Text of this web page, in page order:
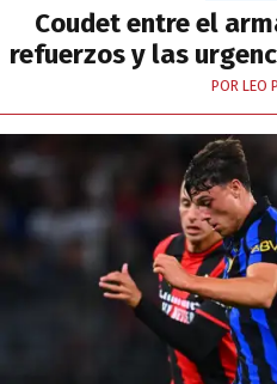
Coudet entre el
refuerzos y las
POR LEO